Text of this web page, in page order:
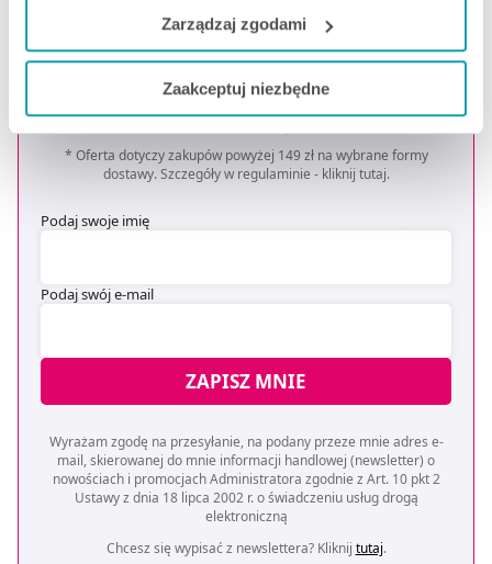
do naszych Partnerów marketingowych i analitycznych.
Jeżeli chcesz dostosować swoją zgodę i wybrać tylko
niektóre dodatkowe funkcje, z którymi wiąże się
zbieranie danych o Twojej aktywności dokonaj
preferowanych przez Ciebie wyborów i kliknij „
Zarządzaj
”.
Możesz również kliknąć „
dla funkcjonowania Strony. Będzie się to jednak wiązało
Strony.
Zarządzaj zgodami
Zaakceptuj niezbędne
Zapisz się do newslettera
OTRZYMAJ KOD NA DARMOWĄ
DOSTAWĘ*
* Oferta dotyczy zakupów powyżej 149 zł na wybrane formy
dostawy. Szczegóły w regulaminie - kliknij tutaj.
Podaj swoje imię
Podaj swój e-mail
ZAPISZ MNIE
Wyrażam zgodę na przesyłanie, na podany przeze mnie adres e-
mail, skierowanej do mnie informacji handlowej (newsletter) o
nowościach i promocjach Administratora zgodnie z Art. 10 pkt 2
Ustawy z dnia 18 lipca 2002 r. o świadczeniu usług drogą
elektroniczną
Chcesz się wypisać z newslettera? Kliknij tutaj.